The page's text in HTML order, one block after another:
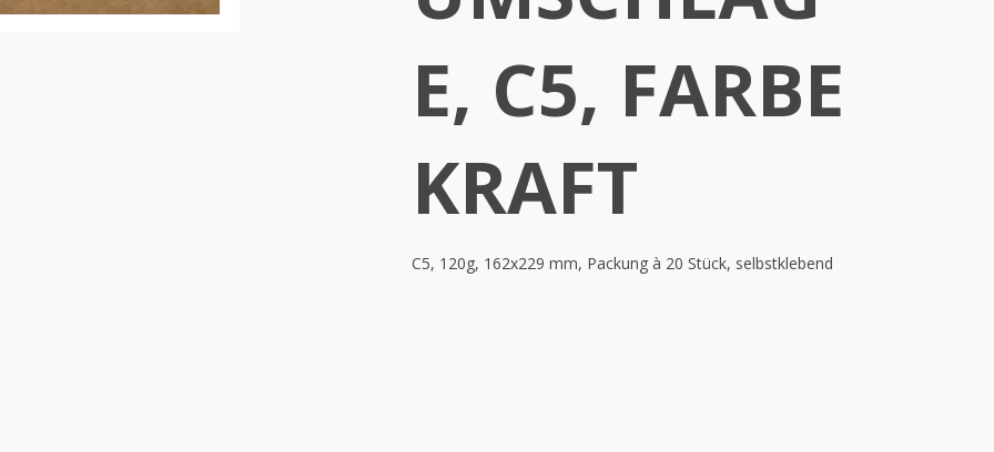
E, C5, FARBE
KRAFT
C5, 120g, 162x229 mm, Packung à 20 Stück, selbstklebend